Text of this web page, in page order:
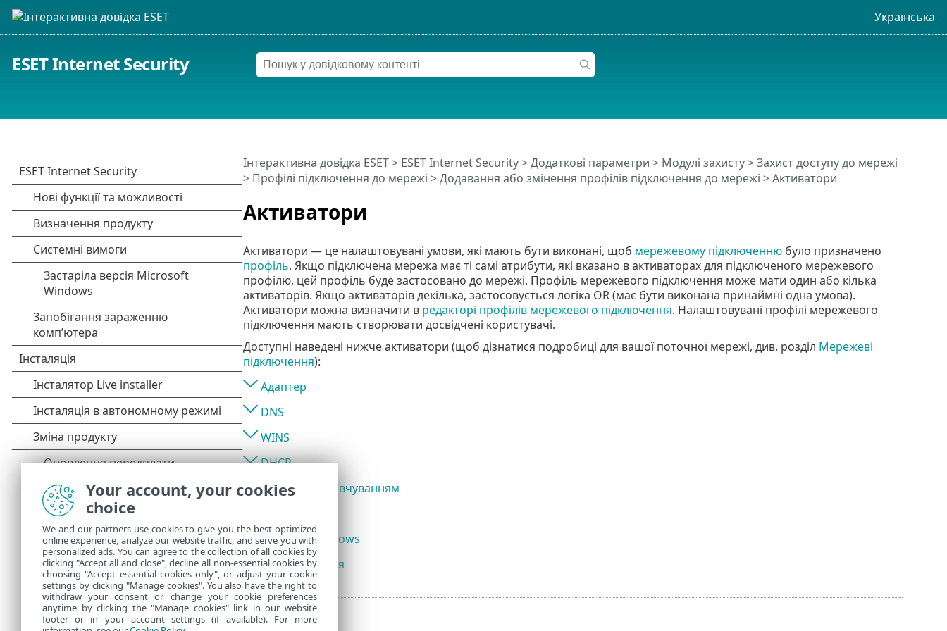
Українська
ESET Internet Security
Активатори
Інтерактивна довідка ESET> ESET Internet Security>Додаткові параметри > Модулі захисту>Захист доступу до мережі
> Профілі підключення до мережі >Додавання або змінення профілів підключення до мережі > Активатори
Активатори — це налаштовувані умови, які мають бути виконані, щоб мережевому підключеннюбуло призначено
профіль. Якщо підключена мережа має ті самі атрибути, які вказано в активаторах для підключеного мережевого
профілю, цей профіль буде застосовано до мережі. Профіль мережевого підключення може мати один або кілька
активаторів. Якщо активаторів декілька, застосовується логіка OR (має бути виконана принаймні одна умова).
Активатори можна визначити в редакторі профілів мережевого підключення. Налаштовувані профілі мережевого
підключення мають створювати досвідчені користувачі.
Доступні наведені нижче активатори (щоб дізнатися подробиці для вашої поточної мережі, див. розділ Мережеві
підключення):
Адаптер
DNS
WINS
DHCP
Шлюз за замовчуванням
Профіль Windows
Аутентифікація
Your account, your cookies
choice
We and our partners use cookies to give you the best optimized
online experience, analyze our website traffic, and serve you with
personalized ads. You can agree to the collection of all cookies by
clicking "Accept all and close", decline all non-essential cookies by
choosing "Accept essential cookies only", or adjust your cookie
settings by clicking "Manage cookies". You also have the right to
withdraw your consent or change your cookie preferences
anytime by clicking the "Manage cookies" link in our website
footer or in your account settings (if available). For more